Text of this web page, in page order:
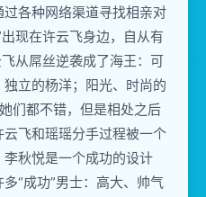
各种网络渠道寻找相亲对
现在许云飞身边，自从有
从屌丝逆袭成了海王：可
立的杨洋；阳光、时尚的
们都不错，但是相处之后
飞和瑶瑶分手过程被一个
秋悦是一个成功的设计
“成功”男士：高大、帅气